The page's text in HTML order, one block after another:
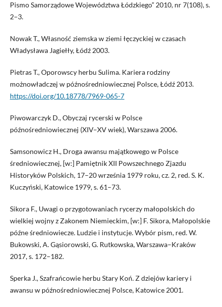
Pismo Samorządowe Województwa Łódzkiego” 2010, nr 7(108), s.
2–3.
Nowak T., Własność ziemska w ziemi łęczyckiej w czasach
Władysława Jagiełły, Łódź 2003.
Pietras T., Oporowscy herbu Sulima. Kariera rodziny
możnowładczej w późnośredniowiecznej Polsce, Łódź 2013.
https://doi.org/10.18778/7969-065-7
Piwowarczyk D., Obyczaj rycerski w Polsce
późnośredniowiecznej (XIV–XV wiek), Warszawa 2006.
Samsonowicz H., Droga awansu majątkowego w Polsce
średniowiecznej, [w:] Pamiętnik XII Powszechnego Zjazdu
Historyków Polskich, 17–20 września 1979 roku, cz. 2, red. S. K.
Kuczyński, Katowice 1979, s. 61–73.
Sikora F., Uwagi o przygotowaniach rycerzy małopolskich do
wielkiej wojny z Zakonem Niemieckim, [w:] F. Sikora, Małopolskie
późne średniowiecze. Ludzie i instytucje. Wybór pism, red. W.
Bukowski, A. Gąsiorowski, G. Rutkowska, Warszawa–Kraków
2017, s. 172–182.
Sperka J., Szafrańcowie herbu Stary Koń. Z dziejów kariery i
awansu w późnośredniowiecznej Polsce, Katowice 2001.